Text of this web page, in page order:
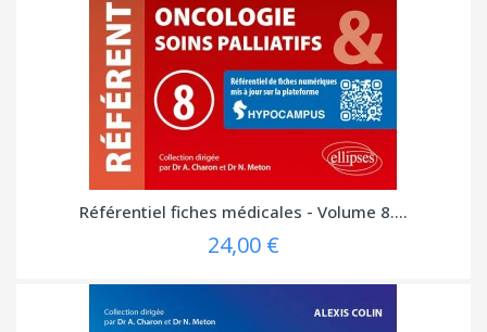
Référentiel fiches médicales - Volume 8....
24,00 €